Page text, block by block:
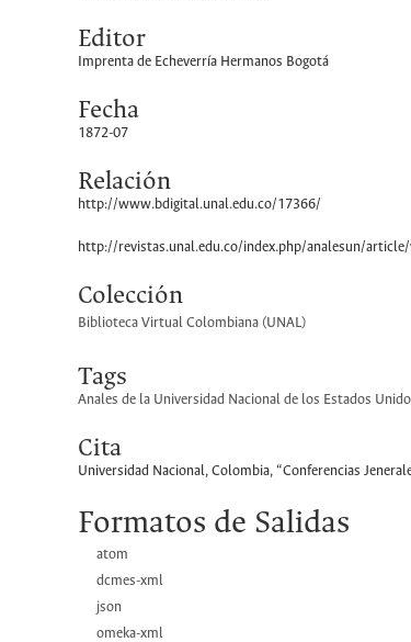
Editor
Imprenta de Echeverría Hermanos Bogotá
Fecha
1872-07
Relación
http://www.bdigital.unal.edu.co/17366/
http://revistas.unal.edu.co/index.php/analesun/
Colección
Biblioteca Virtual Colombiana (UNAL)
Tags
Anales de la Universidad Nacional de los Estados
Cita
Universidad Nacional, Colombia, “Conferencias
Formatos de Salidas
atom
dcmes-xml
json
omeka-xml